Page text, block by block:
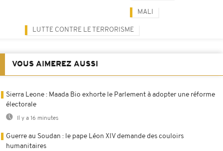
MALI
LUTTE CONTRE LE TERRORISME
VOUS AIMEREZ AUSSI
Sierra Leone : Maada Bio exhorte le Parlement à adopter une réforme
électorale
Il y a 16 minutes
Guerre au Soudan : le pape Léon XIV demande des couloirs
humanitaires